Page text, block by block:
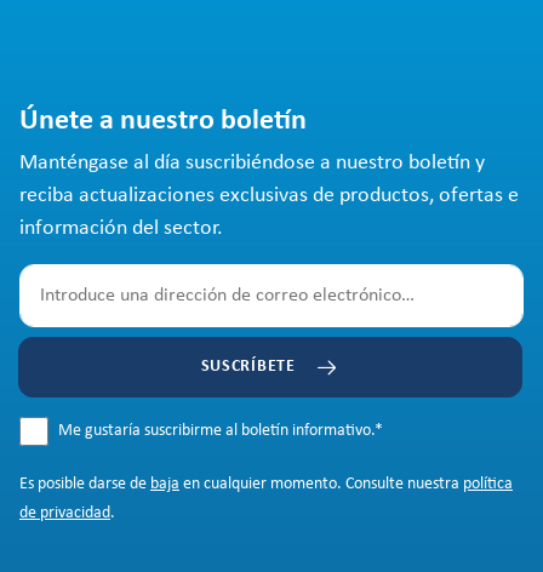
Únete a nuestro boletín
Manténgase al día suscribiéndose a nuestro boletín y
reciba actualizaciones exclusivas de productos, ofertas e
información del sector.
SUSCRÍBETE
Me gustaría suscribirme al boletín informativo.*
Es posible darse de baja en cualquier momento. Consulte nuestra política
de privacidad.